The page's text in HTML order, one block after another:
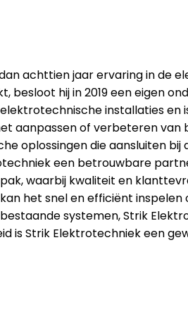
achttien jaar ervaring in de
besloot hij in 2019 een eigen
installaties en
aanpassen of verbeteren van
oplossingen die aansluiten bij
een betrouwbare
waarbij kwaliteit en
het snel en efficiënt inspelen
systemen, Strik
is Strik Elektrotechniek een